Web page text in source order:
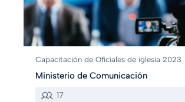
Capacitación de Oficiales de iglesia 2023
Ministerio de Comunicación
17